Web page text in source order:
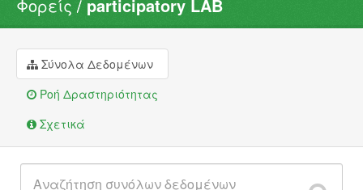
Σύνολα Δεδομένων
Φορείς
Ομάδες
Σχετικά
Φορείς participatory LAB
Σύνολα Δεδομένων
Ροή Δραστηριότητας
Σχετικά